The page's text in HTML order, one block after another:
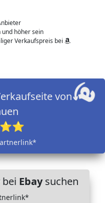
höher sein
Verkaufspreis bei
von
Ebaysuchen